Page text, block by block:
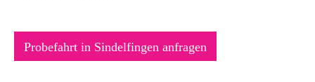
Probefahrt in Sindelfingen anfragen